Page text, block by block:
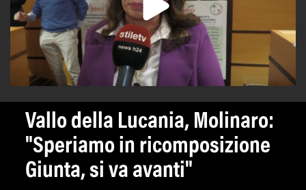
Vallo della Lucania, Molinaro:
"Speriamo in ricomposizione
Giunta, si va avanti"